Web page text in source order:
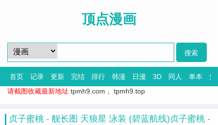
顶点漫画
首页 记录 更新 完结 排行 韩漫 日漫 3D 同人 单本
短
请截图收藏最新地址 tpmh9.com ， tpmh9.top
贞子蜜桃 - 舰长图 天狼星 泳装 (碧蓝航线)贞子蜜桃 -